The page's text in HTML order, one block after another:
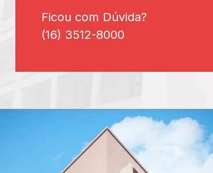
Ficou com Dúvida?
(16) 3512-8000